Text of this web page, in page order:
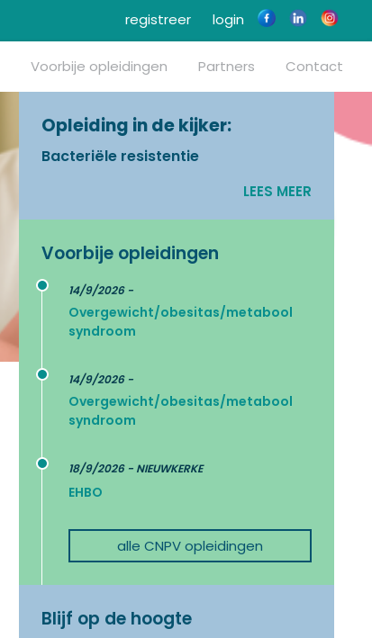
login
registreer
Voorbije opleidingen Partners Contact
Opleiding in de kijker:
Bacteriële resistentie
LEES MEER
Voorbije opleidingen
14/9/2026 -
Overgewicht/obesitas/metabool
syndroom
14/9/2026 -
Overgewicht/obesitas/metabool
syndroom
18/9/2026 - NIEUWKERKE
EHBO
alle CNPV opleidingen
Blijf op de hoogte